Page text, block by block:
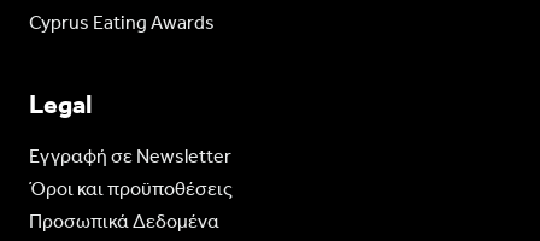
Cyprus Eating Awards
Legal
Eγγραφή σε Newsletter
Όροι και προϋποθέσεις
Προσωπικά Δεδομένα